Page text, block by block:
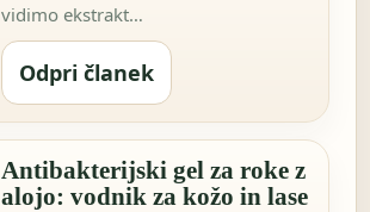
vidimo ekstrakt…
Odpri članek
Antibakterijski gel za roke z
alojo: vodnik za kožo in lase